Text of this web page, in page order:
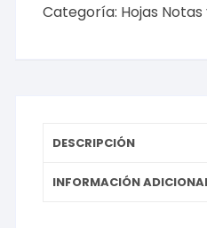
Categoría: Hojas
DESCRIPCIÓN
INFORMACIÓN